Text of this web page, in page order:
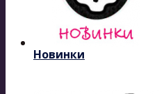
Новинки